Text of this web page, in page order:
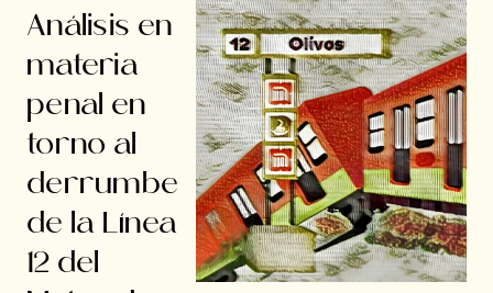
Análisis en
materia
penal en
torno al
derrumbe
de la Línea
12 del